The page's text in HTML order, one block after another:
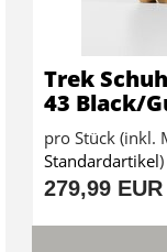
Trek
43 Black/
pro Stück (inkl.
Standardartikel)
279,99 EUR